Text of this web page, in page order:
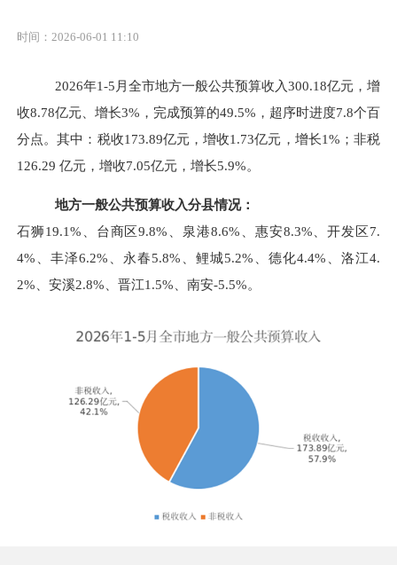
时间：2026-06-01 11:10
2026年1-5 月全市地方一般公共预算收入300.18亿元，增
收8.78亿元、增长3% ，完成预算的49.5% ，超序时进度7.8个百
分点。其中：税收173.89亿元，增收1.73亿元，增长1% ；非税
126.29 亿元，增收7.05亿元，增长5.9%。
地方一般公共预算收入分县情况：
石狮19.1% 、台商区9.8% 、泉港8.6% 、惠安8.3% 、开发区7.
4% 、丰泽6.2% 、永春5.8% 、鲤城5.2% 、德化4.4% 、洛江4.
2% 、安溪2.8% 、晋江1.5% 、南安-5.5%。